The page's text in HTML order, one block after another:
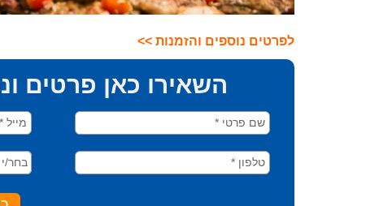
לפרטים נוספים והזמנות >>